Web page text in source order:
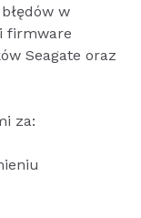
w
firmware
Seagate oraz
za: